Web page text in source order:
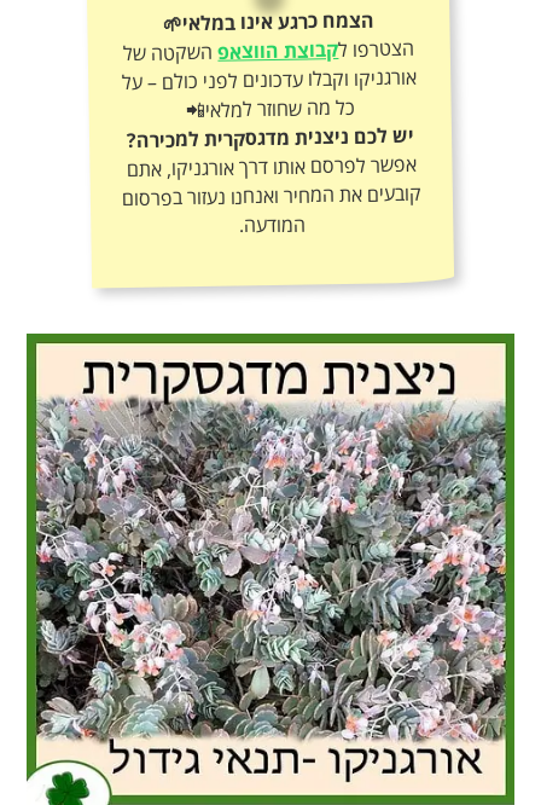
הצמח כרגע אינו במלאי🌱
הצטרפו לקבוצת הווצאפהשקטה של
אורגניקו וקבלו עדכונים לפני כולם – על
כל מה שחוזר למלאי📲
יש לכם ניצנית מדגסקרית למכירה?
אפשר לפרסם אותו דרך אורגניקו, אתם
קובעים את המחיר ואנחנו נעזור בפרסום
המודעה.